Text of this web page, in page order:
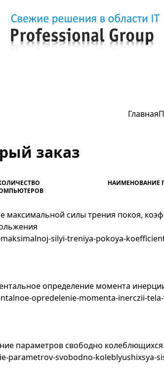
Главная
заказ
НАИМЕНОВАНИЕ
максимальной силы трения покоя,
silyi-treniya-pokoya-
определение момента
opredelenie-momenta-inerczii-
параметров свободно колеблющихся
parametrov-svobodno-koleblyushixsya-